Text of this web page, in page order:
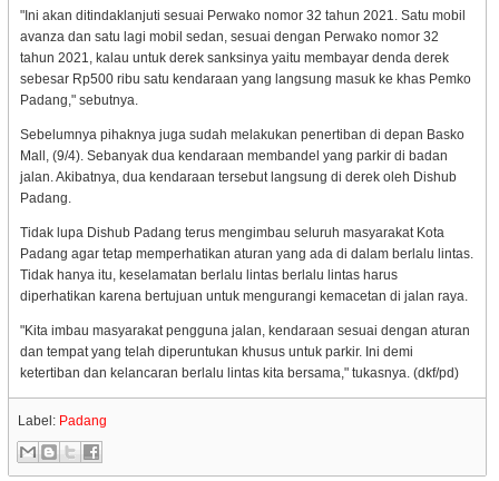
"Ini akan ditindaklanjuti sesuai Perwako nomor 32 tahun 2021. Satu mobil
avanza dan satu lagi mobil sedan, sesuai dengan Perwako nomor 32
tahun 2021, kalau untuk derek sanksinya yaitu membayar denda derek
sebesar Rp500 ribu satu kendaraan yang langsung masuk ke khas Pemko
Padang," sebutnya.
Sebelumnya pihaknya juga sudah melakukan penertiban di depan Basko
Mall, (9/4). Sebanyak dua kendaraan membandel yang parkir di badan
jalan. Akibatnya, dua kendaraan tersebut langsung di derek oleh Dishub
Padang.
Tidak lupa Dishub Padang terus mengimbau seluruh masyarakat Kota
Padang agar tetap memperhatikan aturan yang ada di dalam berlalu lintas.
Tidak hanya itu, keselamatan berlalu lintas berlalu lintas harus
diperhatikan karena bertujuan untuk mengurangi kemacetan di jalan raya.
"Kita imbau masyarakat pengguna jalan, kendaraan sesuai dengan aturan
dan tempat yang telah diperuntukan khusus untuk parkir. Ini demi
ketertiban dan kelancaran berlalu lintas kita bersama," tukasnya. (dkf/pd)
Label: Padang